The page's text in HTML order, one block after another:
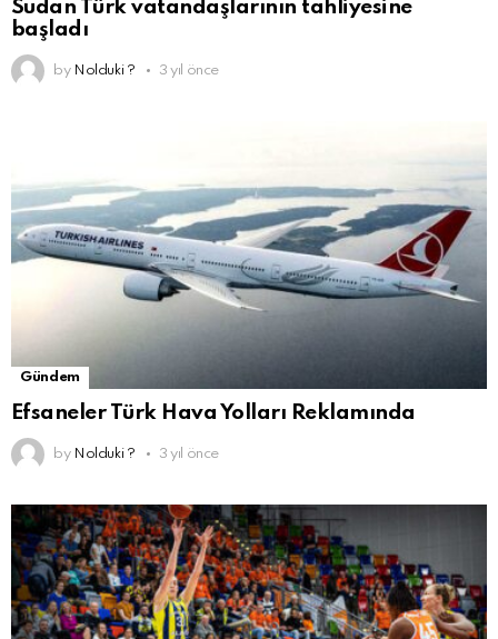
Sudan Türk vatandaşlarının tahliyesine
başladı
by Nolduki ? 3 yıl önce
Gündem
Efsaneler Türk Hava Yolları Reklamında
by Nolduki ? 3 yıl önce